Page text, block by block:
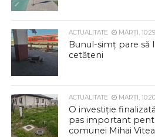
ACTUALITATE MARȚI, 10:29
Bunul-simț pare să
cetățeni
ACTUALITATE MARȚI, 10:20
O investiție
pas important
comunei Mihai